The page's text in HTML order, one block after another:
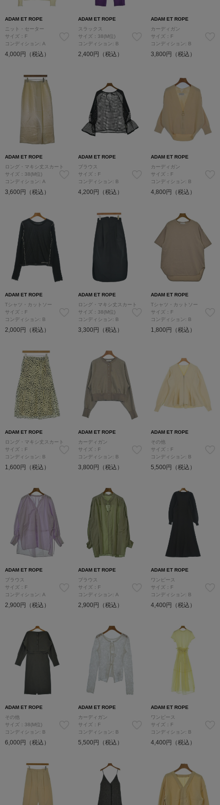
ADAM ET ROPE
ニット・セーター
サイズ：F
コンディション: A
4,000円（税込）
ADAM ET ROPE
スラックス
サイズ：38(M位)
コンディション: B
2,400円（税込）
ADAM ET ROPE
カーディガン
サイズ：F
コンディション: B
3,800円（税込）
ADAM ET ROPE
ロング・マキシ丈スカート
サイズ：38(M位)
コンディション: A
3,600円（税込）
ADAM ET ROPE
ブラウス
サイズ：F
コンディション: B
4,200円（税込）
ADAM ET ROPE
カーディガン
サイズ：F
コンディション: B
4,800円（税込）
ADAM ET ROPE
Tシャツ・カットソー
サイズ：F
コンディション: B
2,000円（税込）
ADAM ET ROPE
ロング・マキシ丈スカート
サイズ：38(M位)
コンディション: B
3,300円（税込）
ADAM ET ROPE
Tシャツ・カットソー
サイズ：F
コンディション: B
1,800円（税込）
ADAM ET ROPE
ロング・マキシ丈スカート
サイズ：F
コンディション: B
1,600円（税込）
ADAM ET ROPE
カーディガン
サイズ：F
コンディション: B
3,800円（税込）
ADAM ET ROPE
その他
サイズ：F
コンディション: B
5,500円（税込）
ADAM ET ROPE
ブラウス
サイズ：F
コンディション: A
2,900円（税込）
ADAM ET ROPE
ブラウス
サイズ：F
コンディション: A
2,900円（税込）
ADAM ET ROPE
ワンピース
サイズ：F
コンディション: B
4,400円（税込）
ADAM ET ROPE
その他
サイズ：38(M位)
コンディション: B
6,000円（税込）
ADAM ET ROPE
カーディガン
サイズ：F
コンディション: B
5,500円（税込）
ADAM ET ROPE
ワンピース
サイズ：F
コンディション: B
4,400円（税込）